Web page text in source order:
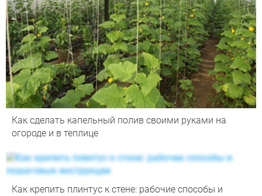
Как сделать капельный полив своими руками на
огороде и в теплице
Как крепить плинтус к стене: рабочие способы и